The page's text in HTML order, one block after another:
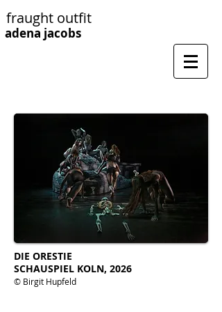
fraught outfit
jacobs
DIE ORESTIE
SCHAUSPIEL KOLN, 2026
© Birgit Hupfeld